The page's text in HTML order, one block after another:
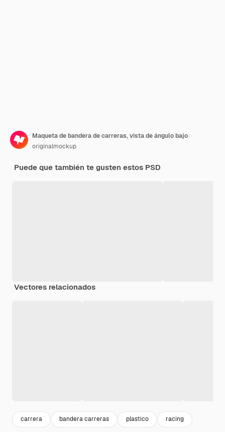
Maqueta de bandera de carreras, vista de ángulo bajo
originalmockup
Puede que también te gusten estos PSD
Vectores relacionados
carrera bandera carreras plastico racing